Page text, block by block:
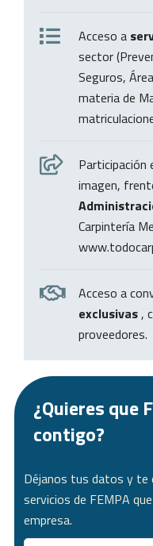
Acceso a
sector
Seguros,
materia de
Participación
imagen,
Carpintería
Acceso a
exclusivas ,
proveedores.
¿Quieres que
contigo?
Déjanos tus datos y te
servicios de FEMPA
empresa.